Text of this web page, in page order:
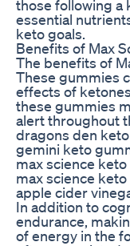
those following a
essential
keto goals.
Benefits of Max
The benefits of
These gummies
effects of
these gummies
alert throughout
dragons den
gemini keto
max science
max science
apple cider
In addition to
endurance,
of energy in the